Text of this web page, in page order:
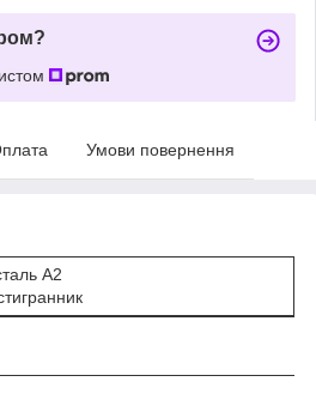
Умови повернення
А2